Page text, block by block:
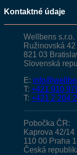
Kontaktné údaje
Wellbens s.r.o.
Ružinovská 42
821 03
Slovenská
E:
T: +421 910
T: +421 2 204
Pobočka ČR:
Kaprova 42/14
110 00 Praha 1
Česká